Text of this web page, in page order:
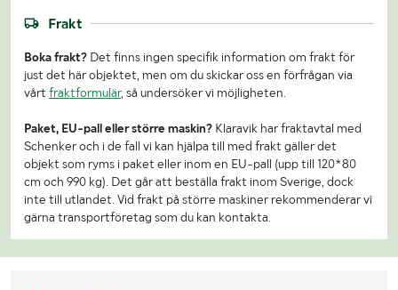
Frakt
Boka frakt? Det finns ingen specifik information om frakt för
just det här objektet, men om du skickar oss en förfrågan via
vårt fraktformulär, så undersöker vi möjligheten.
Paket, EU-pall eller större maskin? Klaravik har fraktavtal med
Schenker och i de fall vi kan hjälpa till med frakt gäller det
objekt som ryms i paket eller inom en EU-pall (upp till 120*80
cm och 990 kg). Det går att beställa frakt inom Sverige, dock
inte till utlandet. Vid frakt på större maskiner rekommenderar vi
gärna transportföretag som du kan kontakta.